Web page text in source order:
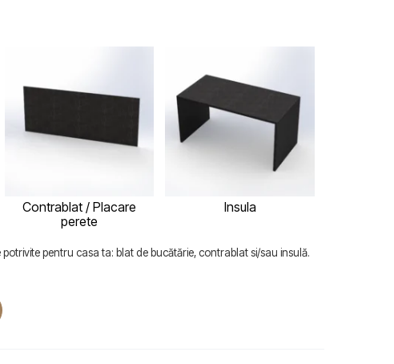
Contrablat / Placare
perete
Insula
pentru casa ta: blat de bucătărie, contrablat si/sau insulă.